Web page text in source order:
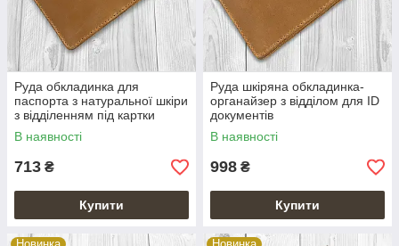
Руда обкладинка для
паспорта з натуральної шкіри
з відділенням під картки
В наявності
713 ₴
Купити
Руда шкіряна обкладинка-
органайзер з відділом для ID
документів
В наявності
998 ₴
Купити